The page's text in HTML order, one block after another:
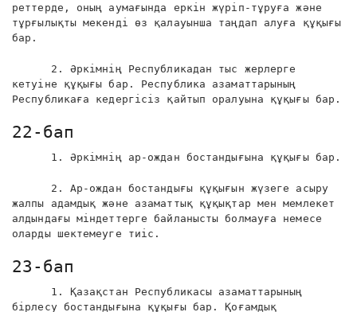
реттерде, оның аумағында еркін жүріп-тұруға және
тұрғылықты мекенді өз қалауынша таңдап алуға құқығы
бар.
2. Әркімнің Республикадан тыс жерлерге
кетуіне құқығы бар. Республика азаматтарының
Республикаға кедергісіз қайтып оралуына құқығы бар.
22-бап
1. Әркімнің ар-ождан бостандығына құқығы бар.
2. Ар-ождан бостандығы құқығын жүзеге асыру
жалпы адамдық және азаматтық құқықтар мен мемлекет
алдындағы міндеттерге байланысты болмауға немесе
оларды шектемеуге тиіс.
23-бап
1. Қазақстан Республикасы азаматтарының
бірлесу бостандығына құқығы бар. Қоғамдық